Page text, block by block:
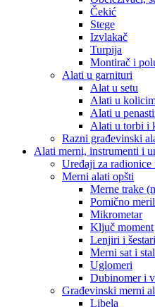
Čekić
Stege
Izvlakač
Turpija
Montirač i
Alati u garnituri
Alat u setu
Alati u
Alati u
Alati u torbi i
Razni građevinski
Alati merni, instrumenti i
Uređaji za radionice
Merni alati opšti
Merne trake
Pomično
Mikrometar
Ključ moment
Lenjiri i šestari
Merni sat i
Uglomeri
Dubinomer i
Građevinski merni
Libela